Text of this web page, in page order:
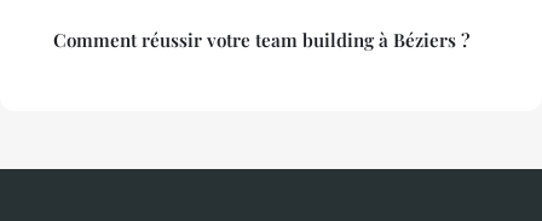
Comment réussir votre team building à Béziers ?